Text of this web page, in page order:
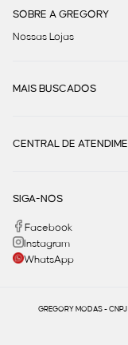
SOBRE A GREGORY
Nossas Lojas
MAIS BUSCADOS
CENTRAL DE
SIGA-NOS
Facebook
Instagram
WhatsApp
GREGORY MODAS -